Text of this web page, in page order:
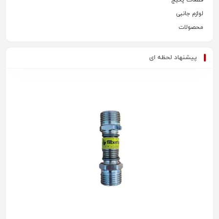
لوازم جانبی
محصولات
پیشنهاد لحظه ای